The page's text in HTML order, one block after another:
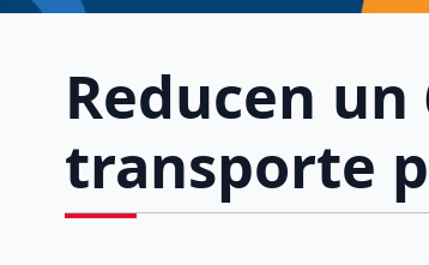
Reducen un
transporte